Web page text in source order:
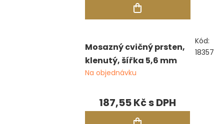
Mosazný cvičný prsten,
klenutý, šířka 5,6 mm
Na objednávku
187,55 Kč
Kód:
18357